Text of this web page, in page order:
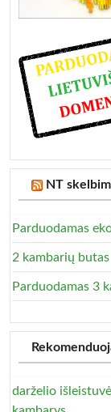
NT
Parduodamas
2 kambarių butas
Parduodamas 3
darželio